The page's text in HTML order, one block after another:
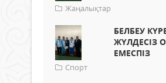
Жаңалықтар
БЕЛБЕУ
ЖҮЛДЕСІЗ
ЕМЕСПІЗ
Спорт